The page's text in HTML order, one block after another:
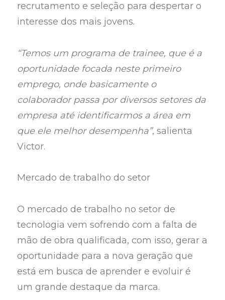
recrutamento e seleção para despertar o
interesse dos mais jovens.
“Temos um programa de trainee, que é a
oportunidade focada neste primeiro
emprego, onde basicamente o
colaborador passa por diversos setores da
empresa até identificarmos a área em
que ele melhor desempenha”, salienta
Victor.
Mercado de trabalho do setor
O mercado de trabalho no setor de
tecnologia vem sofrendo com a falta de
mão de obra qualificada, com isso, gerar a
oportunidade para a nova geração que
está em busca de aprender e evoluir é
um grande destaque da marca.